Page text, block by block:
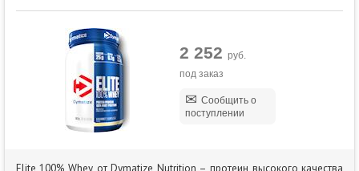
2 252 руб.
под заказ
Сообщить о
поступлении
Elite 100% Whey от Dymatize Nutrition – протеин высокого качества